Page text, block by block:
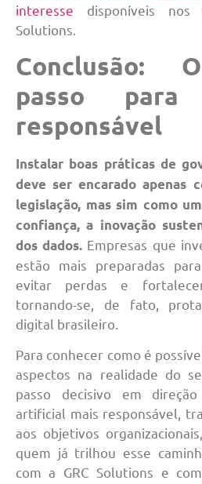
interesse disponíveis nos
Solutions.
Conclusão:
passo
responsável
Instalar boas práticas de
deve ser encarado apenas
legislação, mas sim como
confiança, a inovação
dos dados. Empresas que
estão mais preparadas
evitar perdas e
tornando-se, de fato,
digital brasileiro.
Para conhecer como é
aspectos na realidade do
passo decisivo em
artificial mais responsável,
aos objetivos
quem já trilhou esse
com a GRC Solutions e